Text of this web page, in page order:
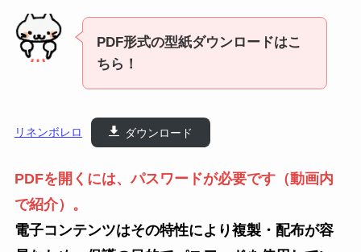
PDF形式の型紙ダウンロードはこ
ちら！
リネンボレロ ダウンロード
PDFを開くには、パスワードが必要です（動画内
で紹介）
。
電子コンテンツはその特性により複製・配布が容